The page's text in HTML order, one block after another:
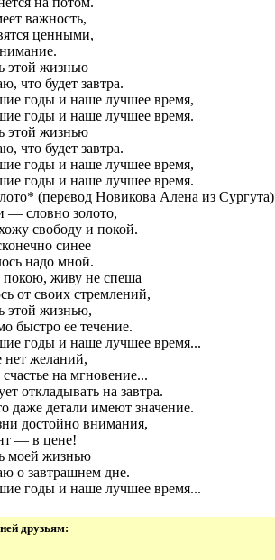
важность,
ценными,
этой жизнью
что будет завтра.
годы и наше лучшее время,
годы и наше лучшее время.
этой жизнью
что будет завтра.
годы и наше лучшее время,
годы и наше лучшее время.
(перевод Новикова Алена из Сургута)
— словно золото,
свободу и покой.
синее
надо мной.
покою, живу не спеша
от своих стремлений,
этой жизнью,
быстро ее течение.
годы и наше лучшее время...
желаний,
на мгновение...
откладывать на завтра.
даже детали имеют значение.
достойно внимания,
— в цене!
моей жизнью
о завтрашнем дне.
годы и наше лучшее время...
друзьям: